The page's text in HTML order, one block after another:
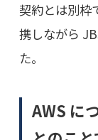
契約とは別枠
携しながら
た。
AWS に